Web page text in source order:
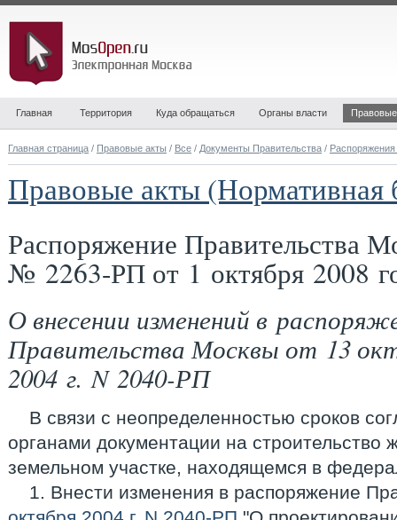
Главная Территория Куда обращаться Органы власти
Главная страница / Правовые акты / Все / Документы Правительства /
Правовые акты (Нормативная
Распоряжение Правительства
№ 2263-РП от 1 октября 2008
О внесении изменений в
Правительства Москвы от 13
2004 г. N 2040-РП
В связи с неопределенностью сроков
органами документации на строительство
земельном участке, находящемся в
1. Внести изменения в распоряжение